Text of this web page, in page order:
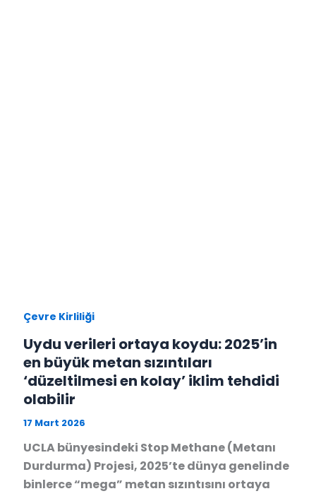
Çevre Kirliliği
Uydu verileri ortaya koydu: 2025’in
en büyük metan sızıntıları
‘düzeltilmesi en kolay’ iklim tehdidi
olabilir
17 Mart 2026
UCLA bünyesindeki Stop Methane (Metanı
Durdurma) Projesi, 2025’te dünya genelinde
binlerce “mega” metan sızıntısını ortaya